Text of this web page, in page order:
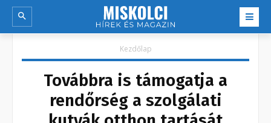
Kezdőlap
Továbbra is támogatja a
rendőrség a szolgálati